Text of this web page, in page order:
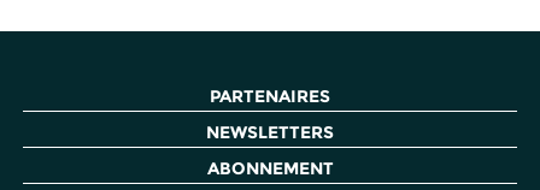
PARTENAIRES
NEWSLETTERS
ABONNEMENT